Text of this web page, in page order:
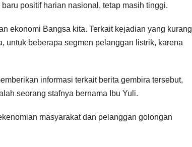
positif harian nasional, tetap masih tinggi.
ekonomi Bangsa kita. Terkait kejadian yang kurang
untuk beberapa segmen pelanggan listrik, karena
informasi terkait berita gembira tersebut,
seorang stafnya bernama Ibu Yuli.
masyarakat dan pelanggan golongan